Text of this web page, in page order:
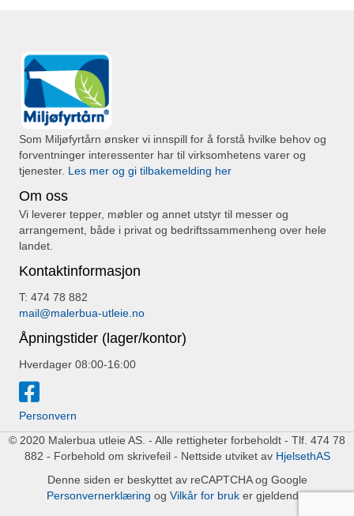
Som Miljøfyrtårn ønsker vi innspill for å forstå hvilke behov og
forventninger interessenter har til virksomhetens varer og
tjenester. Les mer og gi tilbakemelding her
Om oss
Vi leverer tepper, møbler og annet utstyr til messer og
arrangement, både i privat og bedriftssammenheng over hele
landet.
Kontaktinformasjon
T: 474 78 882
mail@malerbua-utleie.no
Åpningstider (lager/kontor)
Hverdager 08:00-16:00
Personvern
© 2020 Malerbua utleie AS. - Alle rettigheter forbeholdt - Tlf. 474 78
882 - Forbehold om skrivefeil - Nettside utviket av HjelsethAS
Denne siden er beskyttet av reCAPTCHA og Google
Personvernerklæring og Vilkår for bruker gjeldende.